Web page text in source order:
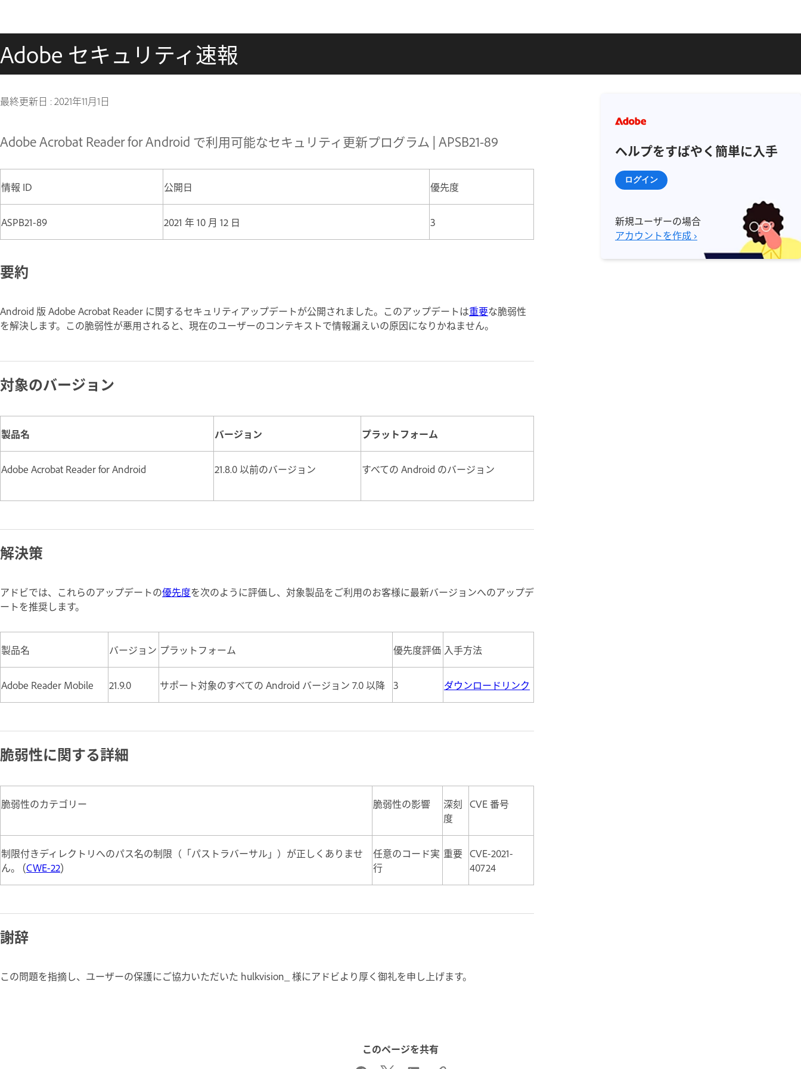
Adobe セキュリティ速報
最終更新日 :2021年11月1日
Adobe Acrobat Reader for Android で利用可能なセキュリティ更新プログラム | APSB21-89
情報 ID 公開日 優先度
ASPB21-89 2021 年 10 月 12 日 3
要約
Android 版 Adobe Acrobat Reader に関するセキュリティアップデートが公開されました。このアップデートは重要な脆弱性
を解決します。この脆弱性が悪用されると、現在のユーザーのコンテキストで情報漏えいの原因になりかねません。
対象のバージョン
製品名 バージョン プラットフォーム
Adobe Acrobat Reader for Android 21.8.0 以前のバージョン すべての Android のバージョン
解決策
アドビでは、これらのアップデートの優先度を次のように評価し、対象製品をご利用のお客様に最新バージョンへのアップデ
ートを推奨します。
製品名 バージョン プラットフォーム 優先度評価 入手方法
Adobe Reader Mobile 21.9.0 サポート対象のすべての Android バージョン 7.0 以降 3 ダウンロードリンク
脆弱性に関する詳細
脆弱性のカテゴリー 脆弱性の影響
深刻
度
CVE 番号
制限付きディレクトリへのパス名の制限（「パストラバーサル」）が正しくありませ
ん。 (CWE-22)
任意のコード実
行
重要 CVE-2021-
40724
謝辞
この問題を指摘し、ユーザーの保護にご協力いただいた hulkvision_ 様にアドビより厚く御礼を申し上げます。
ヘルプをすばやく簡単に入手
ログイン
新規ユーザーの場合
アカウントを作成 ›
このページを共有